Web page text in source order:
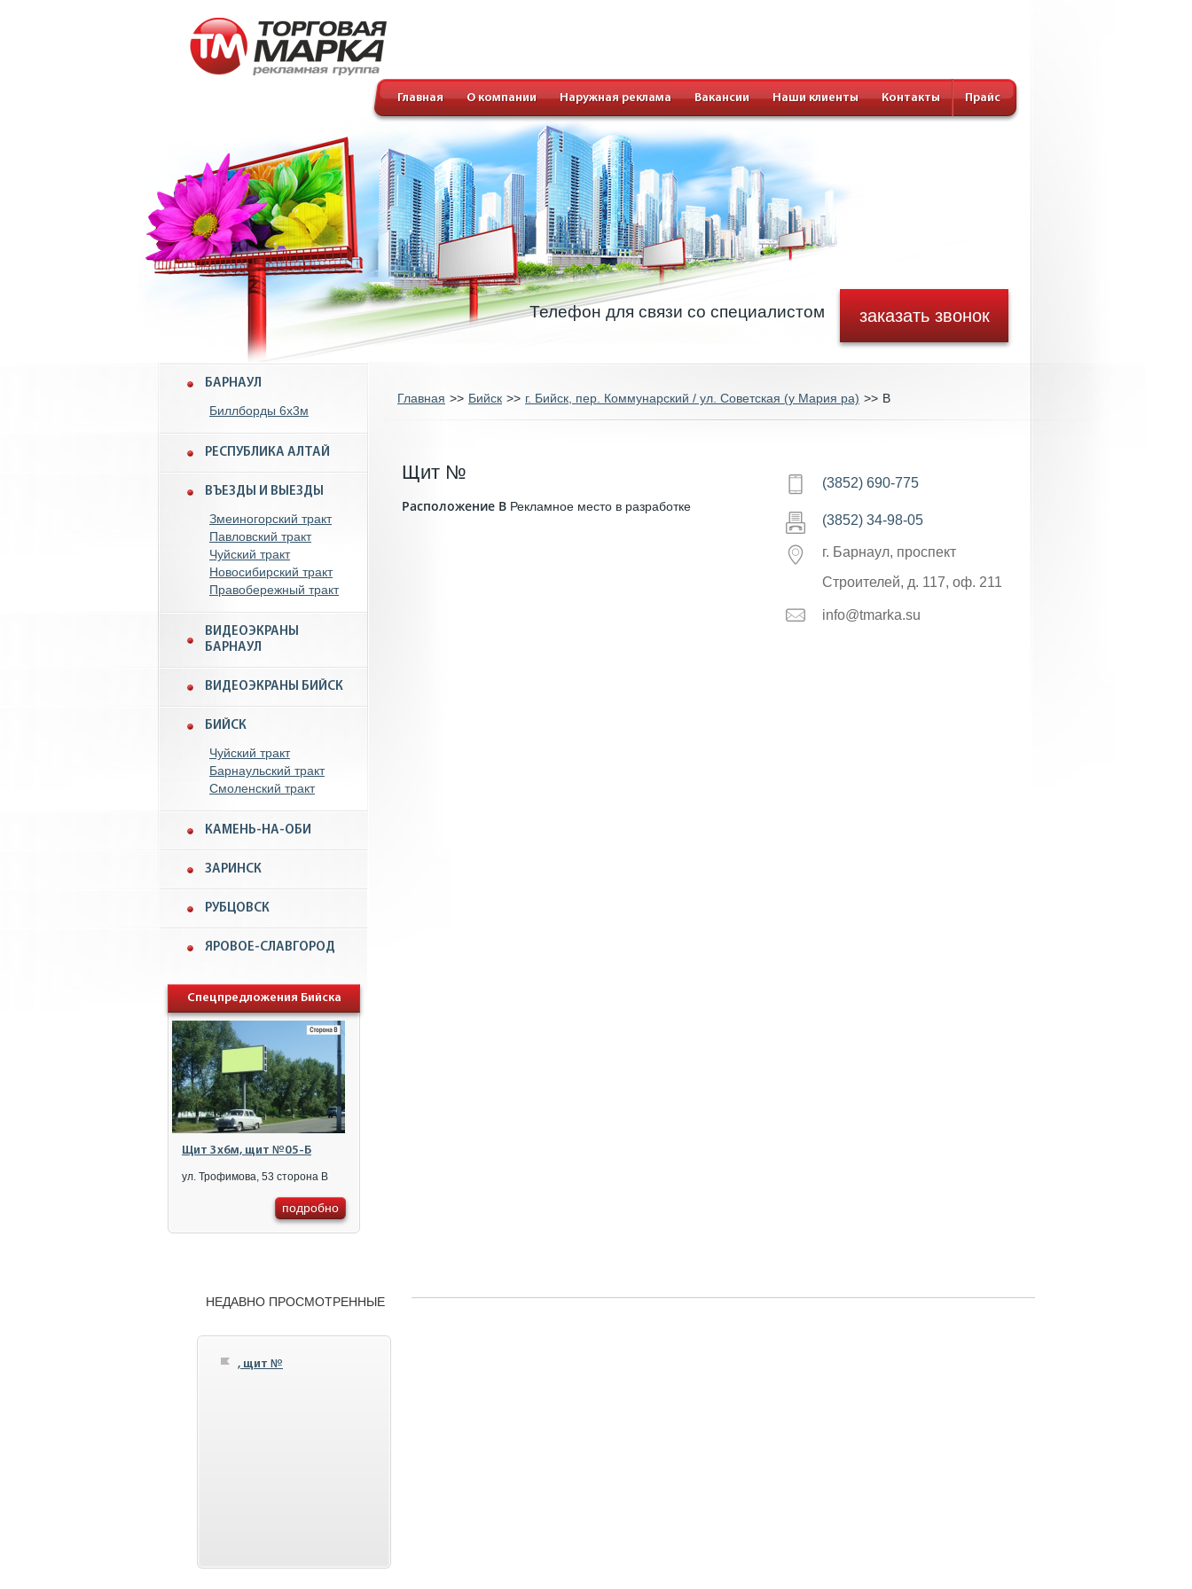
Главная О компании Наружная реклама Вакансии Наши клиенты Контакты Прайс
Телефон для связи со специалистом заказать звонок
БАРНАУЛ
Биллборды 6x3м
РЕСПУБЛИКА АЛТАЙ
ВЪЕЗДЫ И ВЫЕЗДЫ
Змеиногорский тракт
Павловский тракт
Чуйский тракт
Новосибирский тракт
Правобережный тракт
ВИДЕОЭКРАНЫ
БАРНАУЛ
ВИДЕОЭКРАНЫ БИЙСК
БИЙСК
Чуйский тракт
Барнаульский тракт
Смоленский тракт
КАМЕНЬ-НА-ОБИ
ЗАРИНСК
РУБЦОВСК
ЯРОВОЕ-СЛАВГОРОД
Спецпредложения Бийска
Щит 3x6м, щит №05-Б
ул. Трофимова, 53 сторона B
подробно
Главная >> Бийск >> г. Бийск, пер. Коммунарский / ул. Советская (у Мария ра) >> B
Щит №
Расположение B Рекламное место в разработке
(3852) 690-775
(3852) 34-98-05
г. Барнаул, проспект
Строителей, д. 117, оф. 211
info@tmarka.su
НЕДАВНО ПРОСМОТРЕННЫЕ
, щит №